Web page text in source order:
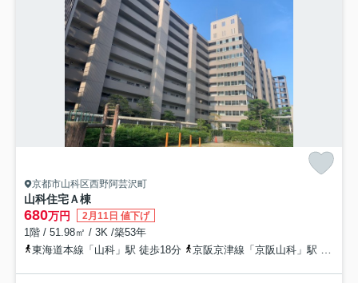
京都市山科区西野阿芸沢町
山科住宅Ａ棟
680万円 2月11日 値下げ
1階 / 51.98㎡ / 3K /築53年
東海道本線「山科」駅 徒歩18分
京阪京津線「京阪山科」駅 徒歩17分